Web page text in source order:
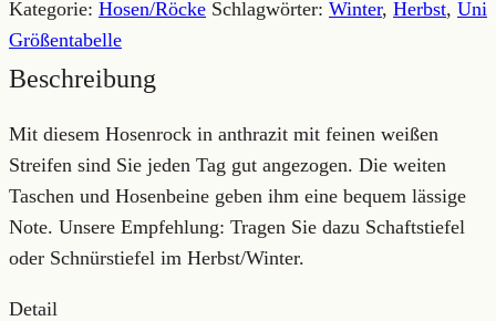
Kategorie: Hosen/Röcke Schlagwörter: Winter, Herbst, Uni
Größentabelle
Beschreibung
Mit diesem Hosenrock in anthrazit mit feinen weißen
Streifen sind Sie jeden Tag gut angezogen. Die weiten
Taschen und Hosenbeine geben ihm eine bequem lässige
Note. Unsere Empfehlung: Tragen Sie dazu Schaftstiefel
oder Schnürstiefel im Herbst/Winter.
Detail